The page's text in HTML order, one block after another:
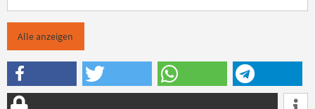
Alle anzeigen